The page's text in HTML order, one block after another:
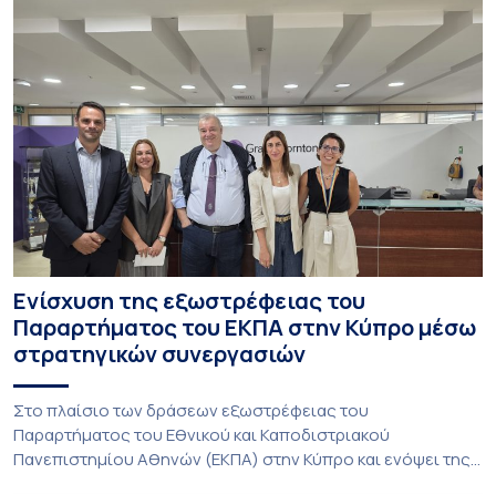
Ενίσχυση της εξωστρέφειας του
Παραρτήματος του ΕΚΠΑ στην Κύπρο μέσω
στρατηγικών συνεργασιών
Στο πλαίσιο των δράσεων εξωστρέφειας του
Παραρτήματος του Εθνικού και Καποδιστριακού
Πανεπιστημίου Αθηνών (ΕΚΠΑ) στην Κύπρο και ενόψει της